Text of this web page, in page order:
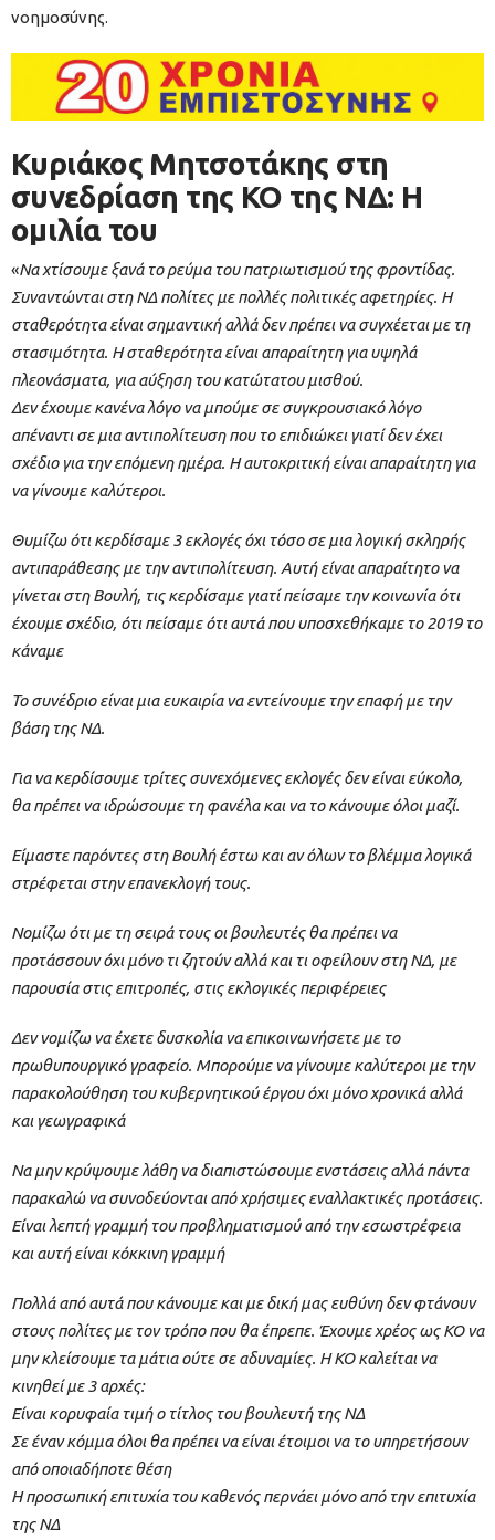
νοημοσύνης.
Κυριάκος Μητσοτάκης στη
συνεδρίαση της ΚΟ της ΝΔ: Η
ομιλία του
«Να χτίσουμε ξανά το ρεύμα του πατριωτισμού της φροντίδας.
Συναντώνται στη ΝΔ πολίτες με πολλές πολιτικές αφετηρίες. Η
σταθερότητα είναι σημαντική αλλά δεν πρέπει να συγχέεται με τη
στασιμότητα. Η σταθερότητα είναι απαραίτητη για υψηλά
πλεονάσματα, για αύξηση του κατώτατου μισθού.
Δεν έχουμε κανένα λόγο να μπούμε σε συγκρουσιακό λόγο
απέναντι σε μια αντιπολίτευση που το επιδιώκει γιατί δεν έχει
σχέδιο για την επόμενη ημέρα. Η αυτοκριτική είναι απαραίτητη για
να γίνουμε καλύτεροι.
Θυμίζω ότι κερδίσαμε 3 εκλογές όχι τόσο σε μια λογική σκληρής
αντιπαράθεσης με την αντιπολίτευση. Αυτή είναι απαραίτητο να
γίνεται στη Βουλή, τις κερδίσαμε γιατί πείσαμε την κοινωνία ότι
έχουμε σχέδιο, ότι πείσαμε ότι αυτά που υποσχεθήκαμε το 2019 το
κάναμε
Το συνέδριο είναι μια ευκαιρία να εντείνουμε την επαφή με την
βάση της ΝΔ.
Για να κερδίσουμε τρίτες συνεχόμενες εκλογές δεν είναι εύκολο,
θα πρέπει να ιδρώσουμε τη φανέλα και να το κάνουμε όλοι μαζί.
Είμαστε παρόντες στη Βουλή έστω και αν όλων το βλέμμα λογικά
στρέφεται στην επανεκλογή τους.
Νομίζω ότι με τη σειρά τους οι βουλευτές θα πρέπει να
προτάσσουν όχι μόνο τι ζητούν αλλά και τι οφείλουν στη ΝΔ, με
παρουσία στις επιτροπές, στις εκλογικές περιφέρειες
Δεν νομίζω να έχετε δυσκολία να επικοινωνήσετε με το
πρωθυπουργικό γραφείο. Μπορούμε να γίνουμε καλύτεροι με την
παρακολούθηση του κυβερνητικού έργου όχι μόνο χρονικά αλλά
και γεωγραφικά
Να μην κρύψουμε λάθη να διαπιστώσουμε ενστάσεις αλλά πάντα
παρακαλώ να συνοδεύονται από χρήσιμες εναλλακτικές προτάσεις.
Είναι λεπτή γραμμή του προβληματισμού από την εσωστρέφεια
και αυτή είναι κόκκινη γραμμή
Πολλά από αυτά που κάνουμε και με δική μας ευθύνη δεν φτάνουν
στους πολίτες με τον τρόπο που θα έπρεπε. Έχουμε χρέος ως ΚΟ να
μην κλείσουμε τα μάτια ούτε σε αδυναμίες. Η ΚΟ καλείται να
κινηθεί με 3 αρχές:
Είναι κορυφαία τιμή ο τίτλος του βουλευτή της ΝΔ
Σε έναν κόμμα όλοι θα πρέπει να είναι έτοιμοι να το υπηρετήσουν
από οποιαδήποτε θέση
Η προσωπική επιτυχία του καθενός περνάει μόνο από την επιτυχία
της ΝΔ